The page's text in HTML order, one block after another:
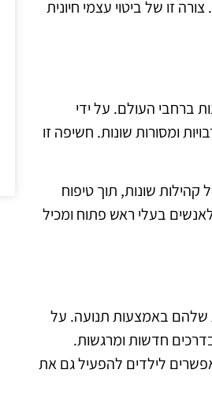
זו של ביטוי עצמי חיונית
ברחבי העולם. על ידי
ומסורות שונות. חשיפה זו
שונות, תוך טיפוח
לאנשים בעלי ראש פתוח ומכיל
שלהם באמצעות תנועה. על
בדרכים חדשות ומרגשות.
לילדים להפעיל גם את